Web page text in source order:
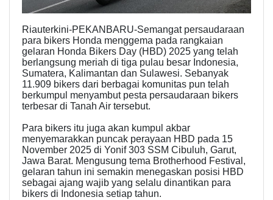
Riauterkini-PEKANBARU-Semangat persaudaraan
para bikers Honda menggema pada rangkaian
gelaran Honda Bikers Day (HBD) 2025 yang telah
berlangsung meriah di tiga pulau besar Indonesia,
Sumatera, Kalimantan dan Sulawesi. Sebanyak
11.909 bikers dari berbagai komunitas pun telah
berkumpul menyambut pesta persaudaraan bikers
terbesar di Tanah Air tersebut.
Para bikers itu juga akan kumpul akbar
menyemarakkan puncak perayaan HBD pada 15
November 2025 di Yonif 303 SSM Cibuluh, Garut,
Jawa Barat. Mengusung tema Brotherhood Festival,
gelaran tahun ini semakin menegaskan posisi HBD
sebagai ajang wajib yang selalu dinantikan para
bikers di Indonesia setiap tahun.